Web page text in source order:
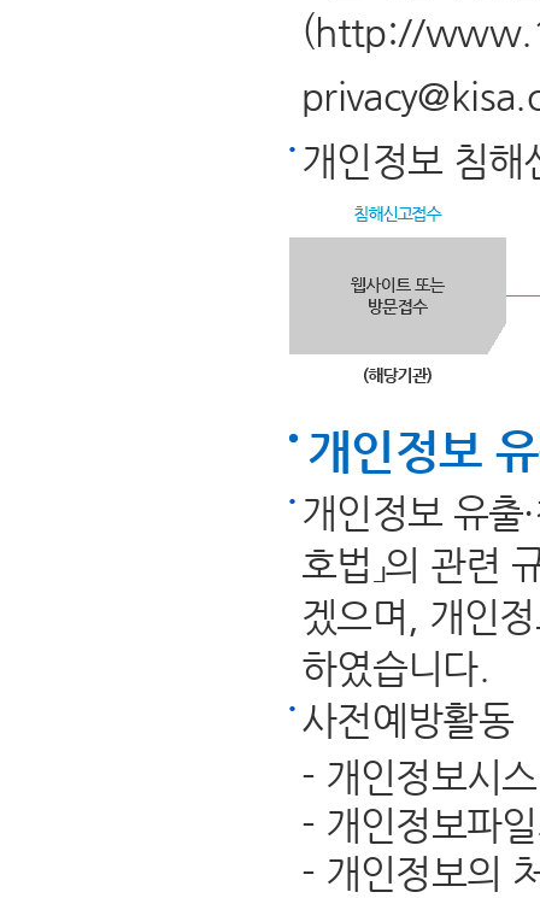
(http://
개인정보 침해
개인정보
개인정보 유출
호법」의 관련
겠으며, 개인
하였습니다.
사전예방활동
- 개인정보시
- 개인정보파
- 개인정보의